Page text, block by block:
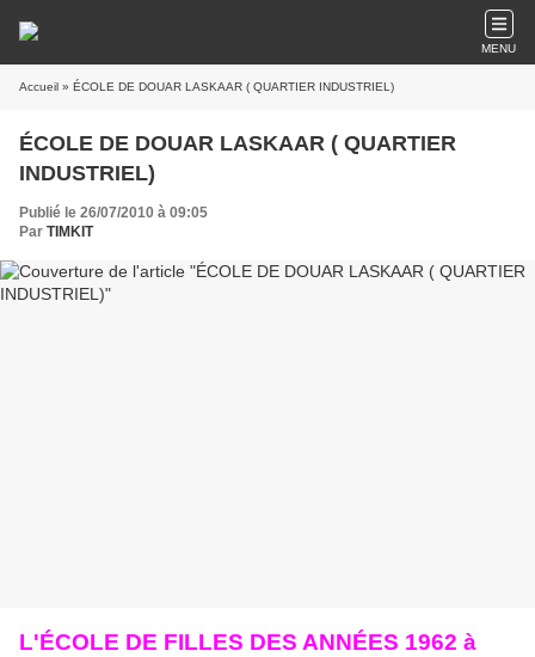
MENU
Accueil » ÉCOLE DE DOUAR LASKAAR ( QUARTIER INDUSTRIEL)
ÉCOLE DE DOUAR LASKAAR ( QUARTIER
INDUSTRIEL)
Publié le 26/07/2010 à 09:05
Par TIMKIT
L'ÉCOLE DE FILLES DES ANNÉES 1962 à